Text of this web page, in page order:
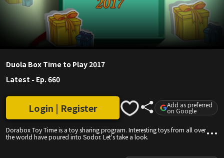
Duola Box Time to Play 2017
Latest - Ep. 660
Dorabox Toy Time is a toy sharing program. Interesting toys from all over
the world have poured into Sodor. Let's take a look.
Login | Register Add as preferred
on Google